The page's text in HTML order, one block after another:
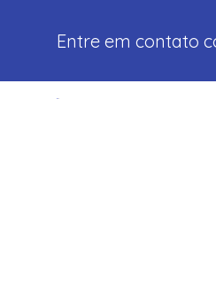
Entre em contato